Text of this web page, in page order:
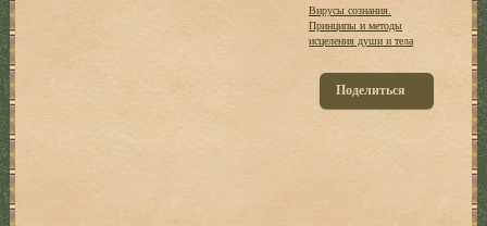
Вирусы сознания.
Принципы и методы
исцеления души и тела
Поделиться